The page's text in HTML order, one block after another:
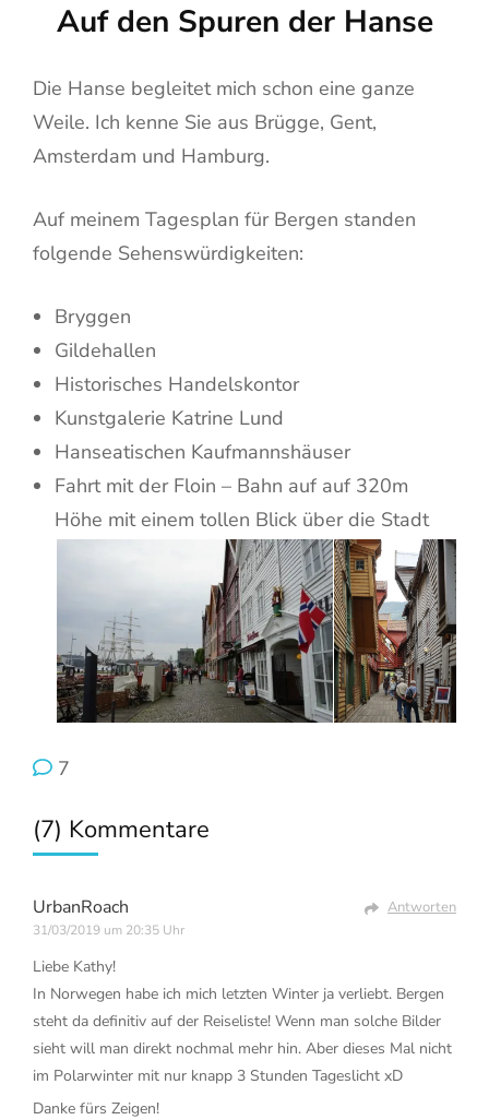
Auf den Spuren der Hanse
Die Hanse begleitet mich schon eine ganze
Weile. Ich kenne Sie aus Brügge, Gent,
Amsterdam und Hamburg.
Auf meinem Tagesplan für Bergen standen
folgende Sehenswürdigkeiten:
Bryggen
Gildehallen
Historisches Handelskontor
Kunstgalerie Katrine Lund
Hanseatischen Kaufmannshäuser
Fahrt mit der Floin – Bahn auf auf 320m
Höhe mit einem tollen Blick über die Stadt
7
(7) Kommentare
UrbanRoach
31/03/2019 um 20:35 Uhr
Antworten
Liebe Kathy!
In Norwegen habe ich mich letzten Winter ja verliebt. Bergen
steht da definitiv auf der Reiseliste! Wenn man solche Bilder
sieht will man direkt nochmal mehr hin. Aber dieses Mal nicht
im Polarwinter mit nur knapp 3 Stunden Tageslicht xD
Danke fürs Zeigen!